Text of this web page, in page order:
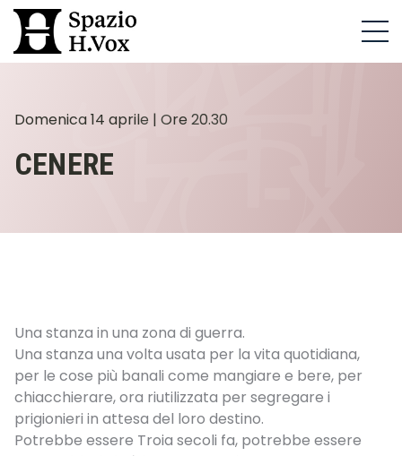
Domenica 14 aprile | Ore 20.30
CENERE
Una stanza in una zona di guerra.
Una stanza una volta usata per la vita quotidiana,
per le cose più banali come mangiare e bere, per
chiacchierare, ora riutilizzata per segregare i
prigionieri in attesa del loro destino.
Potrebbe essere Troia secoli fa, potrebbe essere